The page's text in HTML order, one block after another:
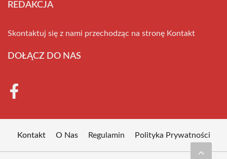
REDAKCJA
Skontaktuj się z nami przechodząc na stronę Kontakt
DOŁĄCZ DO NAS
Kontakt O Nas Regulamin Polityka Prywatności